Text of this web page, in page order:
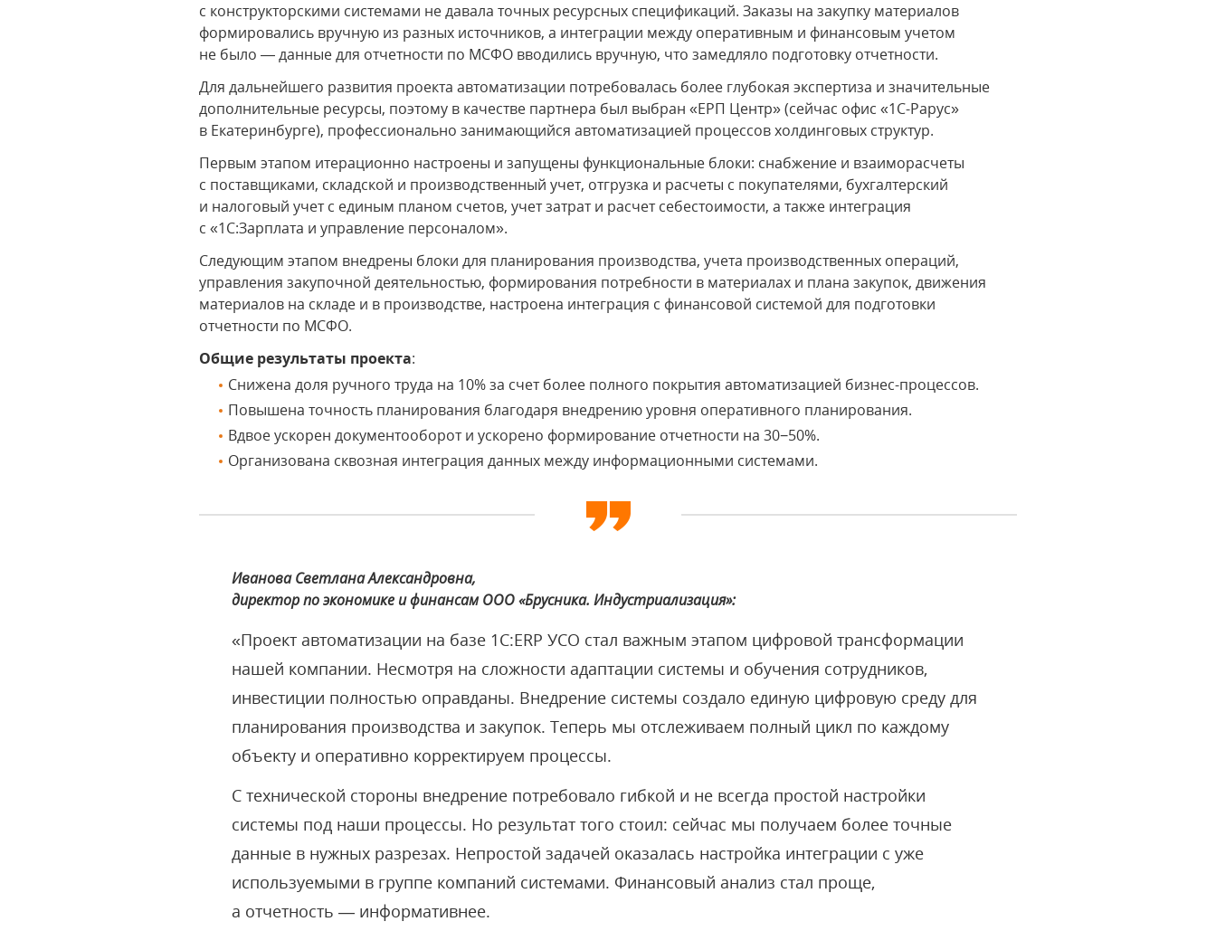
с конструкторскими системами не давала точных ресурсных спецификаций. Заказы на закупку материалов
формировались вручную из разных источников, а интеграции между оперативным и финансовым учетом
не было — данные для отчетности по МСФО вводились вручную, что замедляло подготовку отчетности.
Для дальнейшего развития проекта автоматизации потребовалась более глубокая экспертиза и значительные
дополнительные ресурсы, поэтому в качестве партнера был выбран «ЕРП Центр» (сейчас офис «1С-Рарус»
в Екатеринбурге), профессионально занимающийся автоматизацией процессов холдинговых структур.
Первым этапом итерационно настроены и запущены функциональные блоки: снабжение и взаиморасчеты
с поставщиками, складской и производственный учет, отгрузка и расчеты с покупателями, бухгалтерский
и налоговый учет с единым планом счетов, учет затрат и расчет себестоимости, а также интеграция
с «1С:Зарплата и управление персоналом».
Следующим этапом внедрены блоки для планирования производства, учета производственных операций,
управления закупочной деятельностью, формирования потребности в материалах и плана закупок, движения
материалов на складе и в производстве, настроена интеграция с финансовой системой для подготовки
отчетности по МСФО.
Общие результаты проекта:
Снижена доля ручного труда на 10% за счет более полного покрытия автоматизацией бизнес-процессов.
Повышена точность планирования благодаря внедрению уровня оперативного планирования.
Вдвое ускорен документооборот и ускорено формирование отчетности на 30−50%.
Организована сквозная интеграция данных между информационными системами.
Иванова Светлана Александровна,
директор по экономике и финансам ООО «Брусника. Индустриализация»:
«Проект автоматизации на базе 1С:ERP УСО стал важным этапом цифровой трансформации
нашей компании. Несмотря на сложности адаптации системы и обучения сотрудников,
инвестиции полностью оправданы. Внедрение системы создало единую цифровую среду для
планирования производства и закупок. Теперь мы отслеживаем полный цикл по каждому
объекту и оперативно корректируем процессы.
С технической стороны внедрение потребовало гибкой и не всегда простой настройки
системы под наши процессы. Но результат того стоил: сейчас мы получаем более точные
данные в нужных разрезах. Непростой задачей оказалась настройка интеграции с уже
используемыми в группе компаний системами. Финансовый анализ стал проще,
а отчетность — информативнее.